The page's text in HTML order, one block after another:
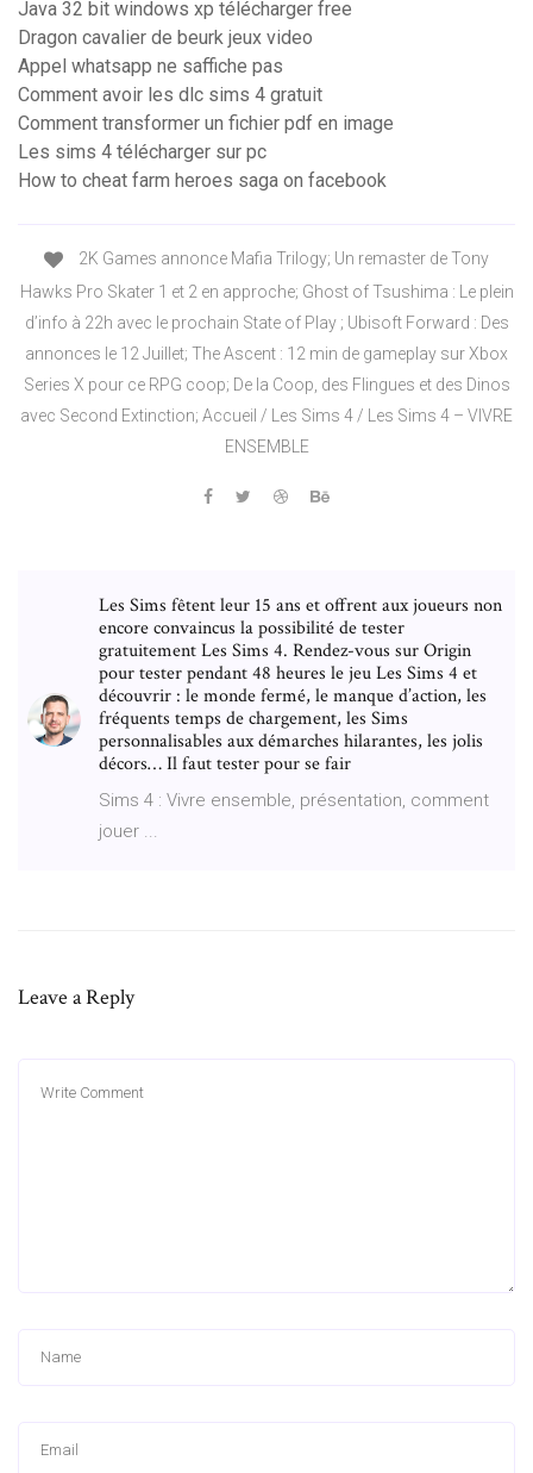
Java 32 bit windows xp télécharger free
Dragon cavalier de beurk jeux video
Appel whatsapp ne saffiche pas
Comment avoir les dlc sims 4 gratuit
Comment transformer un fichier pdf en image
Les sims 4 télécharger sur pc
How to cheat farm heroes saga on facebook
2K Games annonce Mafia Trilogy; Un remaster de Tony
Hawks Pro Skater 1 et 2 en approche; Ghost of Tsushima : Le plein
d’info à 22h avec le prochain State of Play ; Ubisoft Forward : Des
annonces le 12 Juillet; The Ascent : 12 min de gameplay sur Xbox
Series X pour ce RPG coop; De la Coop, des Flingues et des Dinos
avec Second Extinction; Accueil / Les Sims 4 / Les Sims 4 – VIVRE
ENSEMBLE
Les Sims fêtent leur 15 ans et offrent aux joueurs non
encore convaincus la possibilité de tester
gratuitement Les Sims 4. Rendez-vous sur Origin
pour tester pendant 48 heures le jeu Les Sims 4 et
découvrir : le monde fermé, le manque d’action, les
fréquents temps de chargement, les Sims
personnalisables aux démarches hilarantes, les jolis
décors… Il faut tester pour se fair
Sims 4 : Vivre ensemble, présentation, comment
jouer ...
Leave a Reply